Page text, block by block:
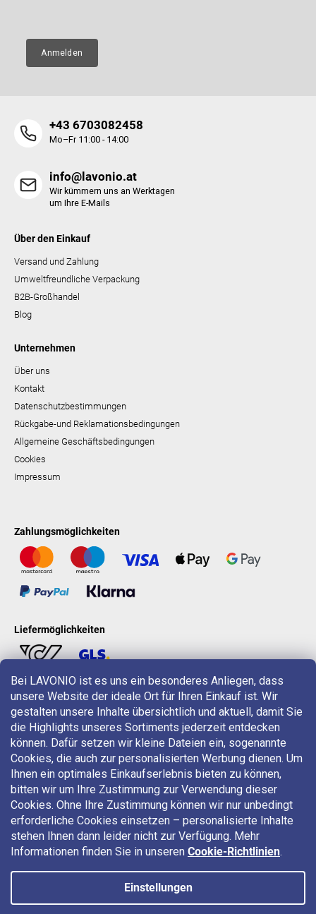
Bei LAVONIO ist es uns ein besonderes Anliegen, dass
unsere Website der ideale Ort für Ihren Einkauf ist. Wir
gestalten unsere Inhalte übersichtlich und aktuell, damit Sie
die Highlights unseres Sortiments jederzeit entdecken
können. Dafür setzen wir kleine Dateien ein, sogenannte
Cookies, die auch zur personalisierten Werbung dienen. Um
Ihnen ein optimales Einkaufserlebnis bieten zu können,
bitten wir um Ihre Zustimmung zur Verwendung dieser
Cookies. Ohne Ihre Zustimmung können wir nur unbedingt
erforderliche Cookies einsetzen – personalisierte Inhalte
stehen Ihnen dann leider nicht zur Verfügung. Mehr
Informationen finden Sie in unseren Cookie-Richtlinien.
Einstellungen
Anmelden
+43 6703082458
Mo–Fr 11:00 - 14:00
info@lavonio.at
Wir kümmern uns an Werktagen
um Ihre E-Mails
Über den Einkauf
Versand und Zahlung
Umweltfreundliche Verpackung
B2B-Großhandel
Blog
Unternehmen
Über uns
Kontakt
Datenschutzbestimmungen
Rückgabe-und Reklamationsbedingungen
Allgemeine Geschäftsbedingungen
Cookies
Impressum
Zahlungsmöglichkeiten
Liefermöglichkeiten
LAVONIO in der Welt
Für Aktionen, Gewinnspiele und Rabatte folgen Sie uns auf:
Copyright 2026 LAVONIO.at. Alle Rechte vorbehalten.